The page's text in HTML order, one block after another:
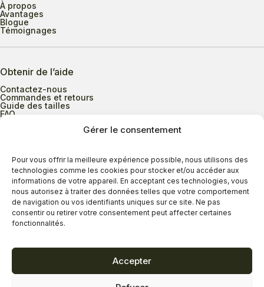
Gérer le consentement
Pour vous offrir la meilleure expérience possible, nous utilisons des
technologies comme les cookies pour stocker et/ou accéder aux
informations de votre appareil. En acceptant ces technologies, vous
nous autorisez à traiter des données telles que votre comportement
de navigation ou vos identifiants uniques sur ce site. Ne pas
consentir ou retirer votre consentement peut affecter certaines
fonctionnalités.
Accepter
À propos
Avantages
Blogue
Témoignages
Obtenir de l’aide
Contactez-nous
Commandes et retours
Guide des tailles
FAQ
Heures d’ouverture
Lundi au mercredi
9h00 à 17h30
Jeudi
9h00 à 20h00
Vendredi
9h00 à 18h00
Dimanche
11h00 à 16h30